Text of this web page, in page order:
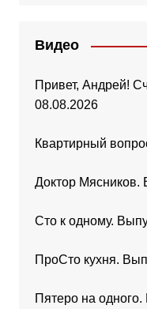
Видео
Привет, Андрей!
08.08.2026
Квартирный
Доктор Мясников.
Сто к одному.
ПроСто кухня.
Пятеро на